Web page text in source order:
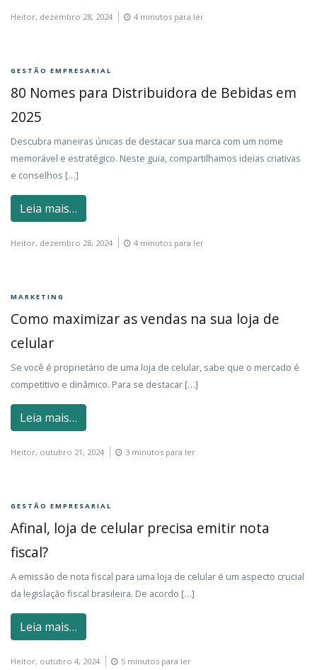
Heitor, dezembro 28, 2024 4 minutos para ler
GESTÃO EMPRESARIAL
80 Nomes para Distribuidora de Bebidas em
2025
Descubra maneiras únicas de destacar sua marca com um nome
memorável e estratégico. Neste guia, compartilhamos ideias criativas
e conselhos […]
Leia mais…
Heitor, dezembro 28, 2024 4 minutos para ler
MARKETING
Como maximizar as vendas na sua loja de
celular
Se você é proprietário de uma loja de celular, sabe que o mercado é
competitivo e dinâmico. Para se destacar […]
Leia mais…
Heitor, outubro 21, 2024 3 minutos para ler
GESTÃO EMPRESARIAL
Afinal, loja de celular precisa emitir nota
fiscal?
A emissão de nota fiscal para uma loja de celular é um aspecto crucial
da legislação fiscal brasileira. De acordo […]
Leia mais…
Heitor, outubro 4, 2024 5 minutos para ler